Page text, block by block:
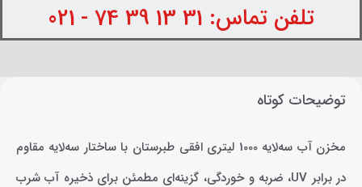
تلفن تماس: 31 13 39 74 - 021
توضیحات کوتاه
مخزن آب سه‌لایه 1000 لیتری افقی طبرستان با ساختار سه‌لایه مقاوم
در برابر UV، ضربه و خوردگی، گزینه‌ای مطمئن برای ذخیره آب شرب